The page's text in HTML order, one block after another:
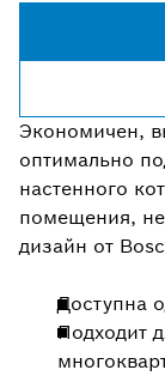
Экономичен,
оптимально
настенного
помещения,
дизайн от
Доступна
Подходит